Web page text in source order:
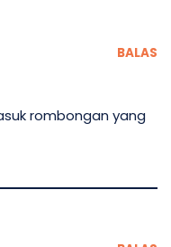
BALAS
rombongan yang